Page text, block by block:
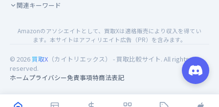
関連キーワード
Amazonのアソシエイトとして、買取Xは適格販売により収入を得てい
ます。本サイトはアフィリエイト広告（PR）を含みます。
© 2026 買取X （カイトリエックス） - 買取比較サイト. All rights
reserved.
ホームプライバシー免責事項特商法表記